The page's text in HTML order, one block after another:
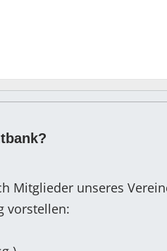
Mitglieder unseres
vorstellen: